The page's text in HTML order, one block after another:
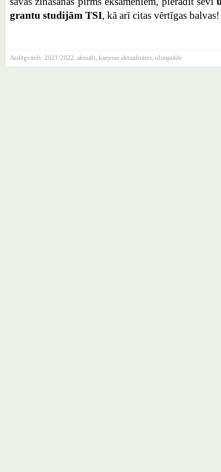
grantu studijām TSI, kā arī citas vērtīgas balvas!
Atslēgvārdi: 2021/2022 aktuāli karjeras aktualitātes olimpiāde